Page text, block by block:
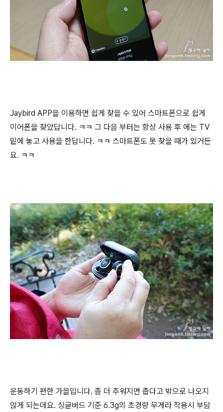
Jaybird APP을 이용하면 쉽게 찾을 수 있어 스마트폰으로 쉽게
이어폰을 찾았답니다. ㅋㅋ 그 다음 부터는 항상 사용 후 에는 TV
밑에 놓고 사용을 한답니다. ㅋㅋ 스마트폰도 못 찾을 때가 있거든
요. ㅋㅋ
운동하기 편한 가을입니다. 좀 더 추워지면 춥다고 밖으로 나오지
않게 되는데요. 싱글버드 기준 6.3g의 초경량 무게라 착용시 부담